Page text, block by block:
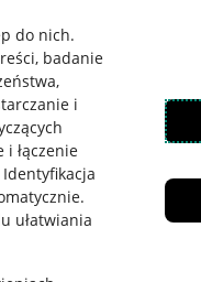
do nich.
badanie
i
i łączenie
Identyfikacja
.
ułatwiania